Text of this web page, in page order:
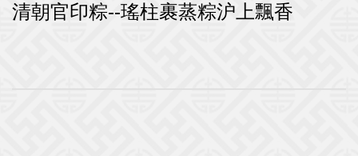
清朝官印粽--瑤柱裹蒸粽沪上飄香